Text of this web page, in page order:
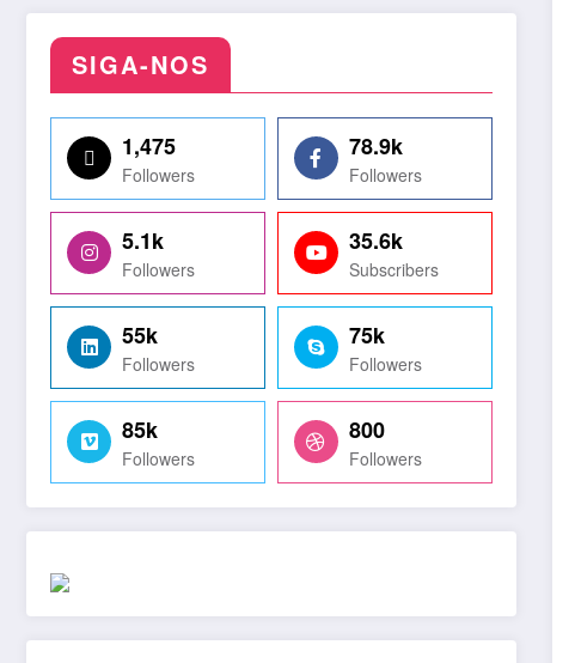
SIGA-NOS
1,475
Followers
78.9k
Followers
5.1k
Followers
35.6k
Subscribers
55k
Followers
75k
Followers
85k
Followers
800
Followers